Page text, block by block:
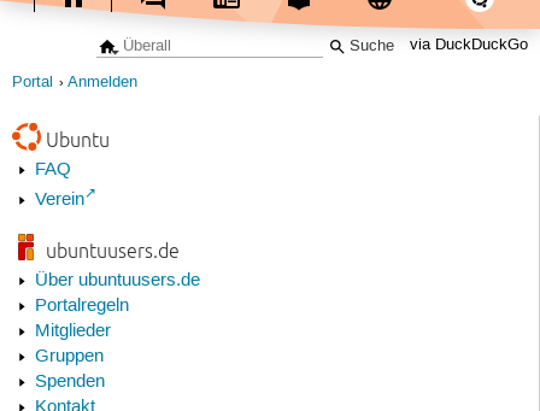
via DuckDuckGo
Portal Anmelden
Ubuntu
FAQ
Verein
ubuntuusers.de
Über ubuntuusers.de
Portalregeln
Mitglieder
Gruppen
Spenden